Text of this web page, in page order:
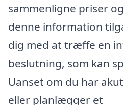
sammenligne priser
denne information
dig med at træffe en
beslutning, som kan
Uanset om du har
eller planlægger et